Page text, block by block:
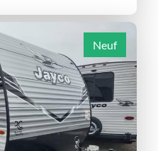
Neuf